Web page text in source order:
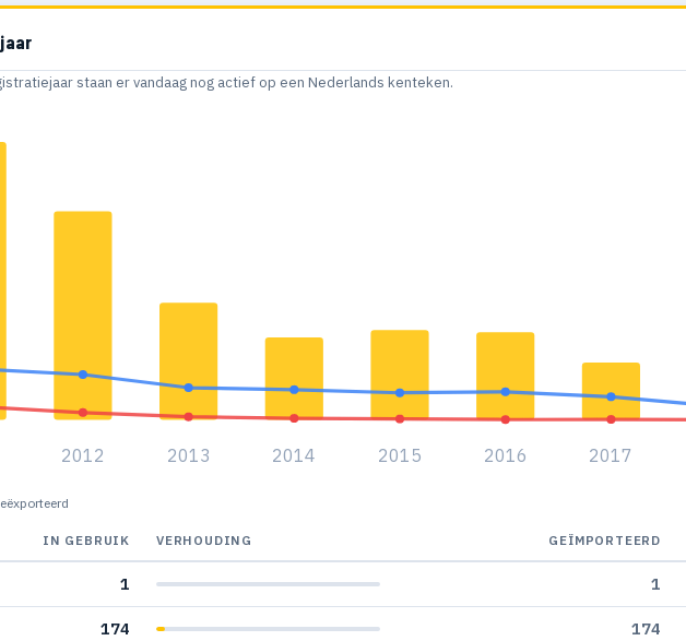
staan er vandaag nog actief op een Nederlands kenteken.
2012 2013 2014 2015 2016 2017
IN GEBRUIK VERHOUDING GEÏMPORTEERD
1 1
174 174